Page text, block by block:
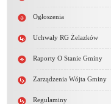
Ogłoszenia
Uchwały RG Żelazków
Raporty O Stanie Gminy
Zarządzenia Wójta Gminy
Regulaminy